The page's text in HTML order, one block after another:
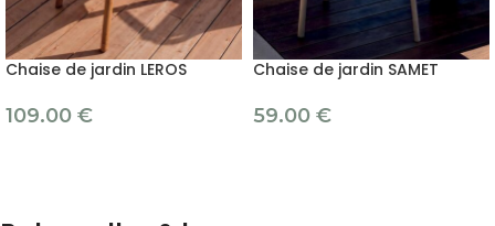
Chaise de jardin LEROS
109.00 €
Chaise de jardin SAMET
59.00 €